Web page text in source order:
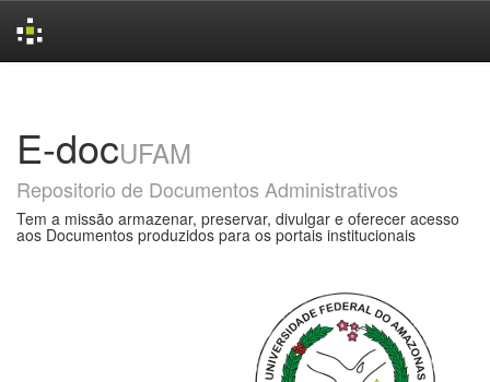
E-docUFAM
Repositorio de Documentos Administrativos
Tem a missão armazenar, preservar, divulgar e oferecer acesso
aos Documentos produzidos para os portais institucionais